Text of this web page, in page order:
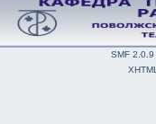
SMF 2.0.9